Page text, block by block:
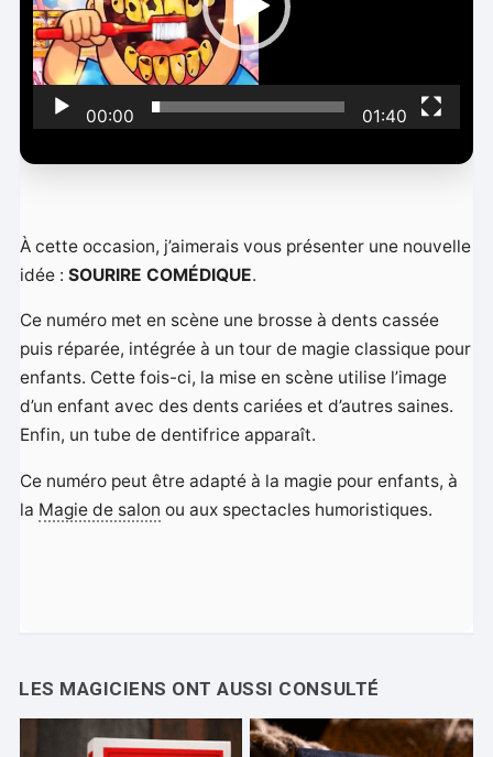
u
r
v
d
é
00:00 01:40
À cette occasion, j’aimerais vous présenter une nouvelle
idée :SOURIRE COMÉDIQUE.
Ce numéro met en scène une brosse à dents cassée
puis réparée, intégrée à un tour de magie classique pour
enfants. Cette fois-ci, la mise en scène utilise l’image
d’un enfant avec des dents cariées et d’autres saines.
Enfin, un tube de dentifrice apparaît.
Ce numéro peut être adapté à la magie pour enfants, à
la Magie de salon ou aux spectacles humoristiques.